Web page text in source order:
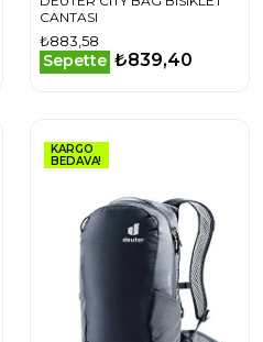
CANTASI
₺883,58
Sepette ₺839,40
KARGO
BEDAVA!